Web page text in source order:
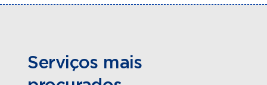
Serviços mais